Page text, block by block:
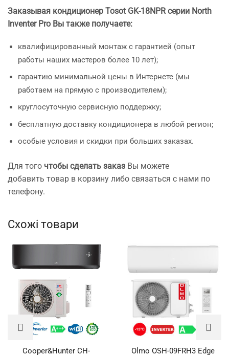
Заказывая кондиционер Tosot GK-18NPR серии North
Inventer Pro Вы также получаете:
квалифицированный монтаж с гарантией (опыт
работы наших мастеров более 10 лет);
гарантию минимальной цены в Интернете (мы
работаем на прямую с производителем);
круглосуточную сервисную поддержку;
бесплатную доставку кондиционера в любой регион;
особые условия и скидки при больших заказах.
Для того чтобы сделать заказ Вы можете
добавить товар в корзину либо связаться с нами по
телефону.
Схожі товари
Cooper&Hunter CH-
Olmo OSH-09FRH3 Edge